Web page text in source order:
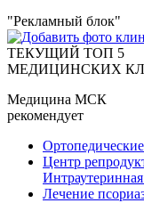
"Рекламный блок"
ТЕКУЩИЙ ТОП 5
МЕДИЦИНСКИХ
Медицина МСК
рекомендует
Центр
Лечение